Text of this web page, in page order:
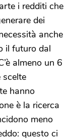
i redditi che
dei
anche
il futuro dal
almeno un 6
scelte
hanno
è la ricerca
meno
questo ci